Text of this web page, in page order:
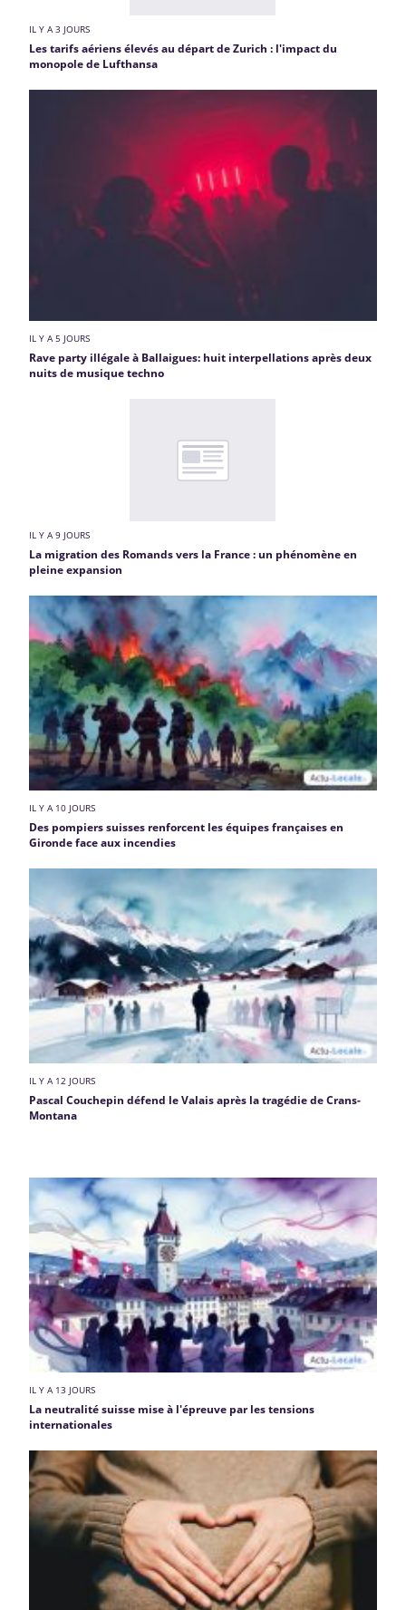
IL Y A 3 JOURS
Les tarifs aériens élevés au départ de Zurich : l'impact du
monopole de Lufthansa
IL Y A 5 JOURS
Rave party illégale à Ballaigues: huit interpellations après deux
nuits de musique techno
IL Y A 9 JOURS
La migration des Romands vers la France : un phénomène en
pleine expansion
IL Y A 10 JOURS
Des pompiers suisses renforcent les équipes françaises en
Gironde face aux incendies
IL Y A 12 JOURS
Pascal Couchepin défend le Valais après la tragédie de Crans-
Montana
IL Y A 13 JOURS
La neutralité suisse mise à l'épreuve par les tensions
internationales